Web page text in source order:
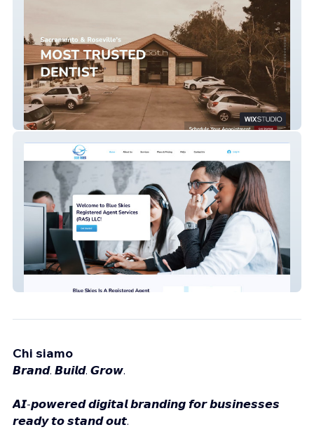
Dentist of Sacramento
Chi siamo
𝘽𝙧𝙖𝙣𝙙. 𝘽𝙪𝙞𝙡𝙙. 𝙂𝙧𝙤𝙬.
𝘼𝙄-𝙥𝙤𝙬𝙚𝙧𝙚𝙙 𝙙𝙞𝙜𝙞𝙩𝙖𝙡 𝙗𝙧𝙖𝙣𝙙𝙞𝙣𝙜 𝙛𝙤𝙧 𝙗𝙪𝙨𝙞𝙣𝙚𝙨𝙨𝙚𝙨
𝙧𝙚𝙖𝙙𝙮 𝙩𝙤 𝙨𝙩𝙖𝙣𝙙 𝙤𝙪𝙩.